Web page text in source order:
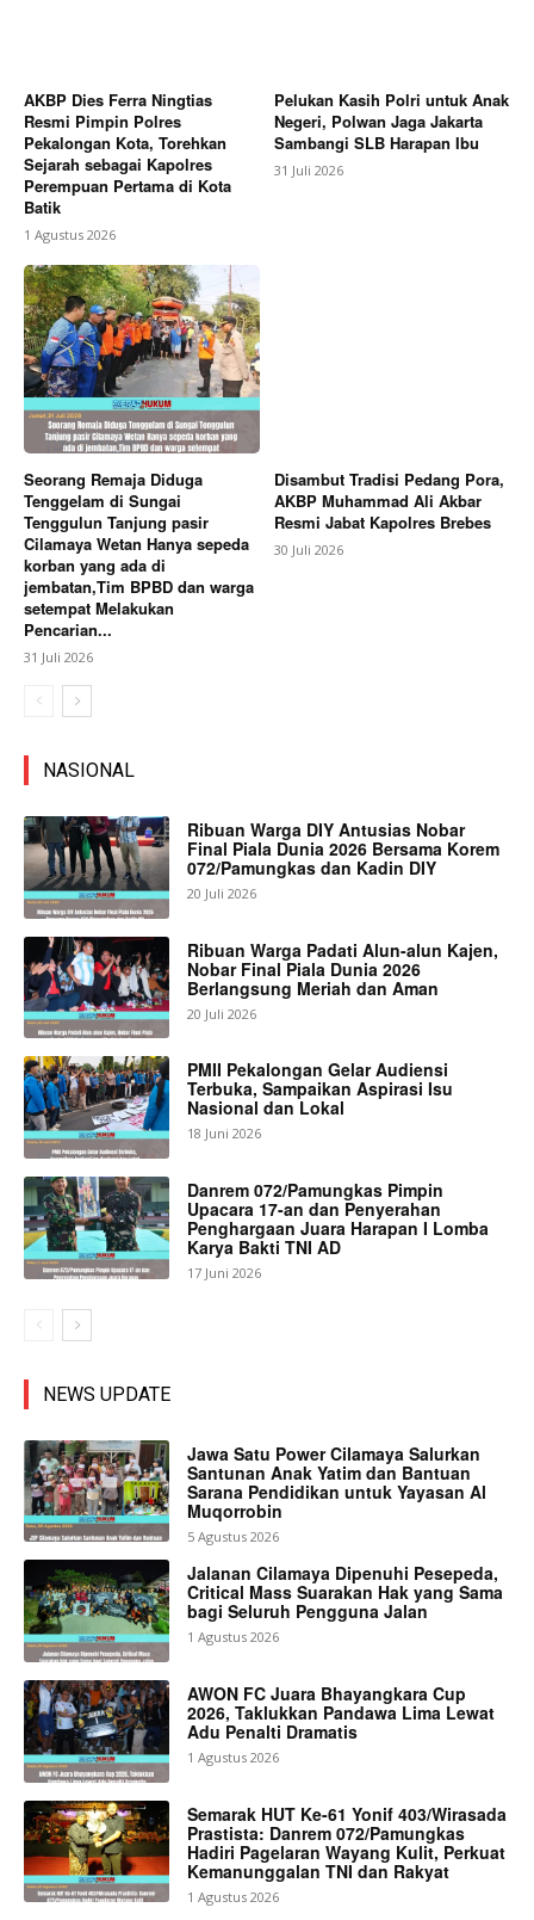
AKBP Dies Ferra Ningtias
Resmi Pimpin Polres
Pekalongan Kota, Torehkan
Sejarah sebagai Kapolres
Perempuan Pertama di Kota
Batik
1 Agustus 2026
Pelukan Kasih Polri untuk Anak
Negeri, Polwan Jaga Jakarta
Sambangi SLB Harapan Ibu
31 Juli 2026
Seorang Remaja Diduga
Tenggelam di Sungai
Tenggulun Tanjung pasir
Cilamaya Wetan Hanya sepeda
korban yang ada di
jembatan,Tim BPBD dan warga
setempat Melakukan
Pencarian...
31 Juli 2026
Disambut Tradisi Pedang Pora,
AKBP Muhammad Ali Akbar
Resmi Jabat Kapolres Brebes
30 Juli 2026
NASIONAL
Ribuan Warga DIY Antusias Nobar
Final Piala Dunia 2026 Bersama Korem
072/Pamungkas dan Kadin DIY
20 Juli 2026
Ribuan Warga Padati Alun-alun Kajen,
Nobar Final Piala Dunia 2026
Berlangsung Meriah dan Aman
20 Juli 2026
PMII Pekalongan Gelar Audiensi
Terbuka, Sampaikan Aspirasi Isu
Nasional dan Lokal
18 Juni 2026
Danrem 072/Pamungkas Pimpin
Upacara 17-an dan Penyerahan
Penghargaan Juara Harapan I Lomba
Karya Bakti TNI AD
17 Juni 2026
NEWS UPDATE
Jawa Satu Power Cilamaya Salurkan
Santunan Anak Yatim dan Bantuan
Sarana Pendidikan untuk Yayasan Al
Muqorrobin
5 Agustus 2026
Jalanan Cilamaya Dipenuhi Pesepeda,
Critical Mass Suarakan Hak yang Sama
bagi Seluruh Pengguna Jalan
1 Agustus 2026
AWON FC Juara Bhayangkara Cup
2026, Taklukkan Pandawa Lima Lewat
Adu Penalti Dramatis
1 Agustus 2026
Semarak HUT Ke-61 Yonif 403/Wirasada
Prastista: Danrem 072/Pamungkas
Hadiri Pagelaran Wayang Kulit, Perkuat
Kemanunggalan TNI dan Rakyat
1 Agustus 2026